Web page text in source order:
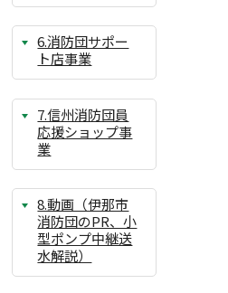
6.消防団サポー
ト店事業
7.信州消防団員
応援ショップ事
業
8.動画（伊那市
消防団のPR、小
型ポンプ中継送
水解説）